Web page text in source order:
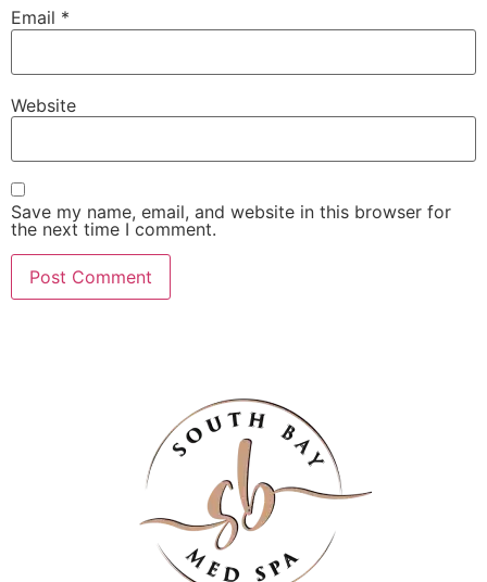
Email *
Website
Save my name, email, and website in this browser for
the next time I comment.